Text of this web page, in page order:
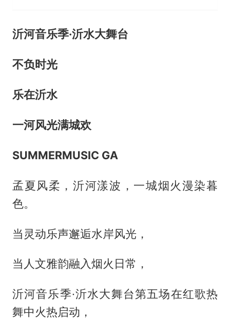
沂河音乐季·沂水大舞台
不负时光
乐在沂水
一河风光满城欢
SUMMERMUSIC GA
孟夏风柔，沂河漾波，一城烟火漫染暮
色。
当灵动乐声邂逅水岸风光，
当人文雅韵融入烟火日常，
沂河音乐季·沂水大舞台第五场在红歌热
舞中火热启动，